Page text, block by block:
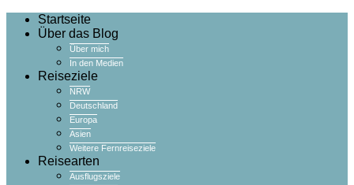
Startseite
Über das Blog
Über mich
In den Medien
Reiseziele
NRW
Deutschland
Europa
Asien
Weitere Fernreiseziele
Reisearten
Ausflugsziele